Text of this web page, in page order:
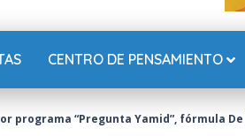
CENTRO DE PENSAMIENTO
programa “Pregunta Yamid”, fórmula